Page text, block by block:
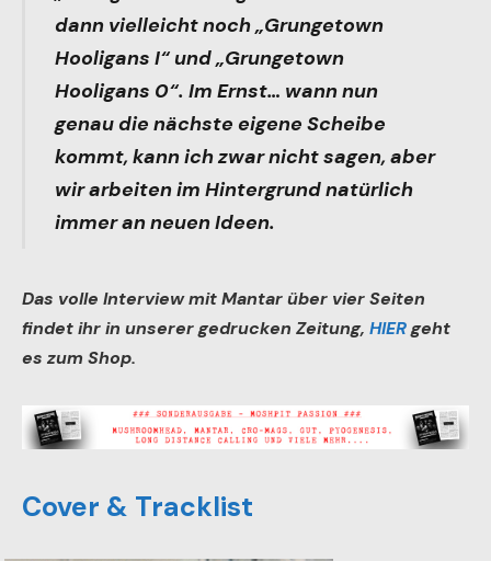
dann vielleicht noch „Grungetown
Hooligans I“ und „Grungetown
Hooligans 0“. Im Ernst… wann nun
genau die nächste eigene Scheibe
kommt, kann ich zwar nicht sagen, aber
wir arbeiten im Hintergrund natürlich
immer an neuen Ideen.
Das volle Interview mitMantarüber vier Seiten
findet ihr in unserer gedrucken Zeitung, HIERgeht
es zum Shop.
Cover & Tracklist